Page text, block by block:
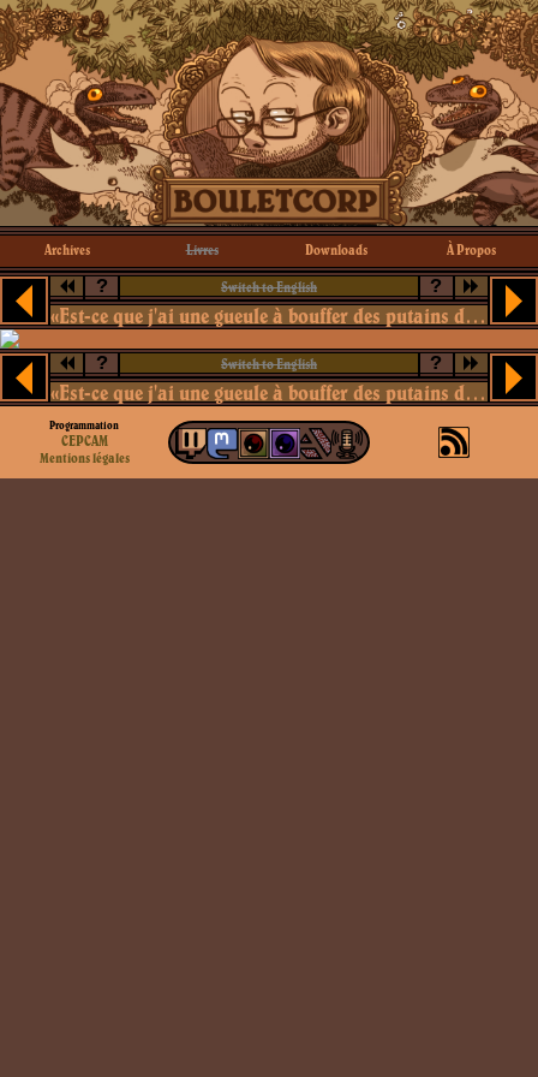
Archives Livres Downloads À Propos
? Switch to English ?
«Est-ce que j'ai une gueule à bouffer des putains de sardines ?»
? Switch to English ?
«Est-ce que j'ai une gueule à bouffer des putains de sardines ?»
Programmation
CEPCAM
Mentions légales